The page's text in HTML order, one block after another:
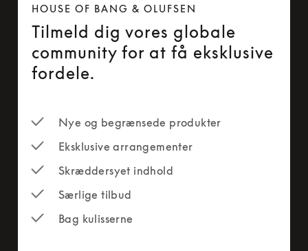
HOUSE OF BANG & OLUFSEN
Tilmeld dig vores globale
community for at få eksklusive
fordele.
Nye og begrænsede produkter
Eksklusive arrangementer
Skræddersyet indhold
Særlige tilbud
Bag kulisserne